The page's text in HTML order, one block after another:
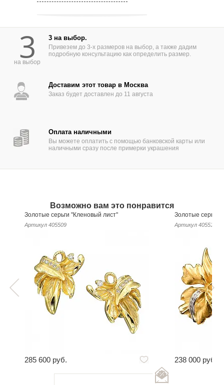
3
на выбор
3 на выбор.
Привезем до 3-х размеров на выбор, а также дадим
подробную консультацию как определить размер.
Доставим этот товар в Москва
Заказ будет доставлен до 11 августа
Оплата наличными
Вы можете оплатить с помощью банковской карты или
наличными сразу после примерки украшения
Возможно вам это понравится
Золотые серьги "Кленовый лист"
Артикул 405509
285 600 руб.
Золотые серьги
Артикул 405517
238 000 руб.